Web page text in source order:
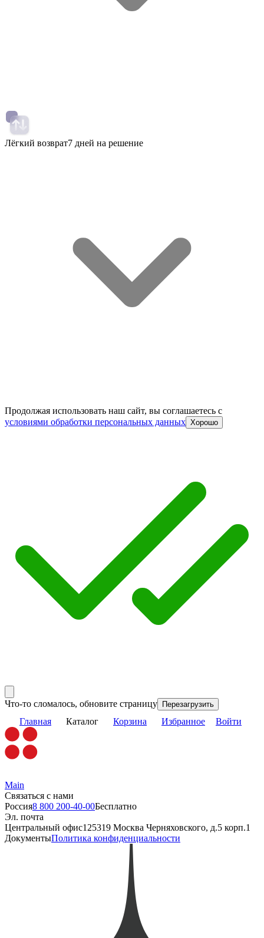
Лёгкий возврат7 дней на решение
Продолжая использовать наш сайт, вы соглашаетесь c
условиями обработки персональных данных Хорошо
Что-то сломалось, обновите страницу Перезагрузить
Главная Каталог Корзина Избранное Войти
Main
Связаться с нами
Россия8 800 200-40-00Бесплатно
Эл. почта
Центральный офис125319 Москва Черняховского, д.5 корп.1
ДокументыПолитика конфиденциальности